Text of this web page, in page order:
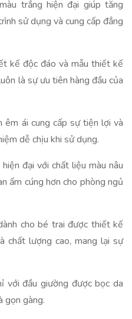
trắng hiện đại giúp tăng
sử dụng và cung cấp đẳng
kế độc đáo và mẫu thiết kế
là sự ưu tiên hàng đầu của
êm ái cung cấp sự tiện lợi và
dễ chịu khi sử dụng.
đại với chất liệu màu nâu
ấm cúng hơn cho phòng ngủ
cho bé trai được thiết kế
chất lượng cao, mang lại sự
với đầu giường được bọc da
gọn gàng.